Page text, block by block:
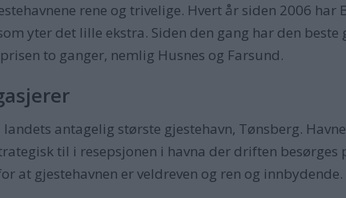
rene og trivelige. Hvert år siden 2006
yter det lille ekstra. Siden den gang har den
to ganger, nemlig Husnes og Farsund.
antagelig største gjestehavn, Tønsberg.
til i resepsjonen i havna der driften
at gjestehavnen er veldreven og ren og innbydende.